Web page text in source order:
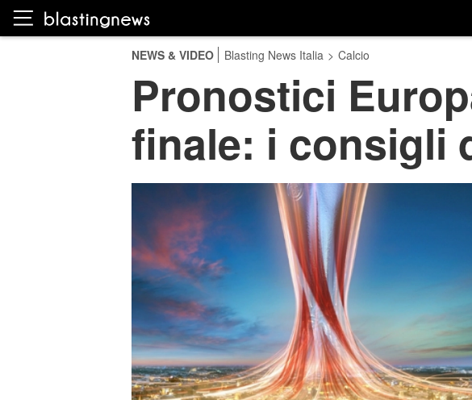
NEWS & VIDEO Blasting News Italia > Calcio
Pronostici
finale: i consigli